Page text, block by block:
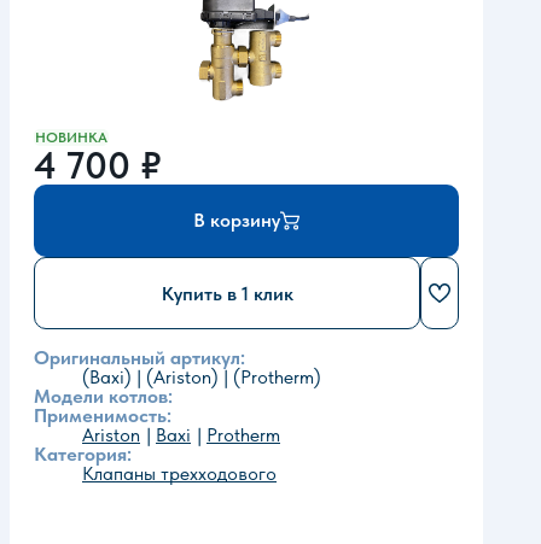
НОВИНКА
4 700 ₽
В корзину
Купить в 1 клик
Оригинальный артикул:
(Baxi) | (Ariston) | (Protherm)
Модели котлов:
Применимость:
Ariston
Baxi
Protherm
Категория:
Клапаны трехходового